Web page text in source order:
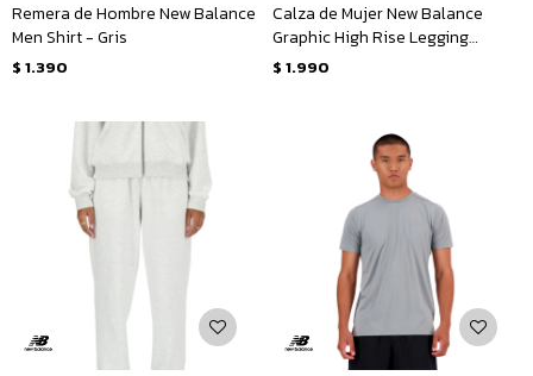
Remera de Hombre New Balance
Men Shirt - Gris
$ 1.390
Calza de Mujer New Balance
Graphic High Rise Legging
25&quot; - Negro
$ 1.990